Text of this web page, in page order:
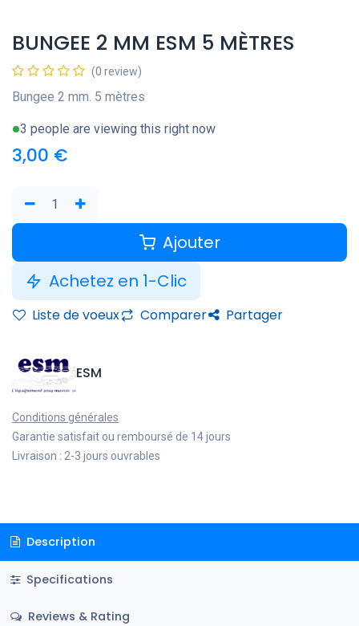
BUNGEE 2 MM ESM 5 MÈTRES
(0 review)
Bungee 2 mm. 5 mètres
3 people are viewing this right now
3,00 €
Ajouter
Achetez en 1-Clic
Liste de voeux Comparer Partager
ESM
Conditions générales
Garantie satisfait ou remboursé de 14 jours
Livraison : 2-3 jours ouvrables
Description
Specifications
Reviews & Rating